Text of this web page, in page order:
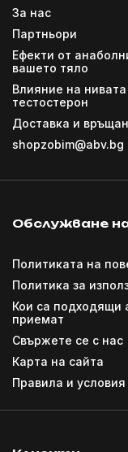
За нас
Партньори
Ефекти от
вашето тяло
Влияние на
тестостерон
Доставка и
shopzobim@abv.bg
Обслужване
Политиката на
Политика за
Кои са подходящи
приемат
Свържете се с нас
Карта на сайта
Правила и условия